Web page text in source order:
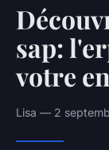
sap:
votre
Lisa — 2